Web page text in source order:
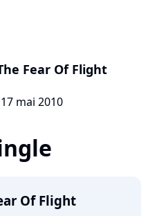
Fear Of Flight
mai 2010
Of Flight